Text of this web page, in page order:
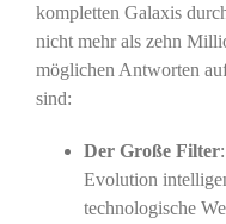
kompletten Galaxis
nicht mehr als zehn
möglichen Antworten
sind:
Der Große Filter
Evolution
technologische